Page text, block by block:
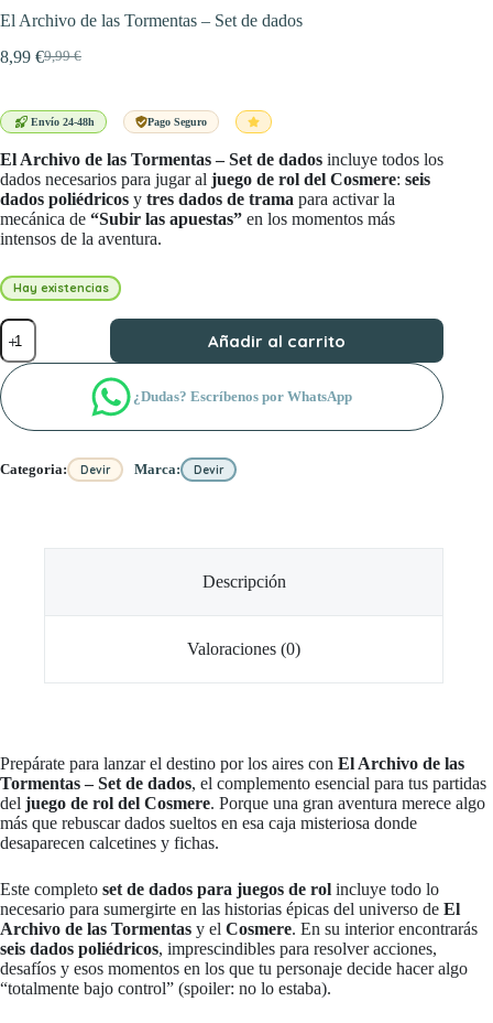
El Archivo de las Tormentas – Set de dados
9,99€
El
era:
8,99 €El
es:
Envío 24-48h Pago Seguro
El Archivo de las Tormentas – Set de dados incluye todos los
dados necesarios para jugar al juego de rol del Cosmere: seis
dados poliédricos y tres dados de trama para activar la
mecánica de “Subir las apuestas” en los momentos más
intensos de la aventura.
Hay existencias
El
Archivo
de
las
Tormentas
dados
Añadir al carrito
¿Dudas? Escríbenos por WhatsApp
Categoria: Devir Marca: Devir
Descripción
Valoraciones (0)
Prepárate para lanzar el destino por los aires con El Archivo de las
Tormentas – Set de dados, el complemento esencial para tus partidas
del juego de rol del Cosmere. Porque una gran aventura merece algo
más que rebuscar dados sueltos en esa caja misteriosa donde
desaparecen calcetines y fichas.
Este completo set de dados para juegos de rol incluye todo lo
necesario para sumergirte en las historias épicas del universo de El
Archivo de las Tormentas y el Cosmere. En su interior encontrarás
seis dados poliédricos, imprescindibles para resolver acciones,
desafíos y esos momentos en los que tu personaje decide hacer algo
“totalmente bajo control” (spoiler: no lo estaba).